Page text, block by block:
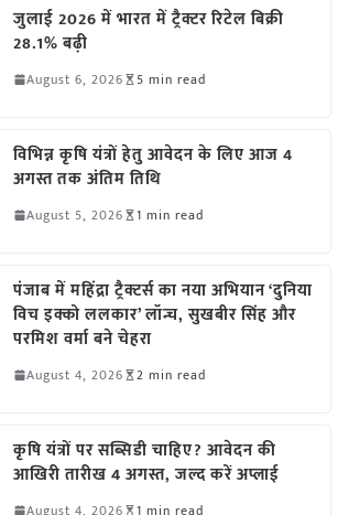
जुलाई 2026 में भारत में ट्रैक्टर रिटेल बिक्री
28.1% बढ़ी
August 6, 2026 5 min read
विभिन्न कृषि यंत्रों हेतु आवेदन के लिए आज 4
अगस्त तक अंतिम तिथि
August 5, 2026 1 min read
पंजाब में महिंद्रा ट्रैक्टर्स का नया अभियान ‘दुनिया
विच इक्को ललकार’ लॉन्च, सुखबीर सिंह और
परमिश वर्मा बने चेहरा
August 4, 2026 2 min read
कृषि यंत्रों पर सब्सिडी चाहिए? आवेदन की
आखिरी तारीख 4 अगस्त, जल्द करें अप्लाई
August 4, 2026 1 min read